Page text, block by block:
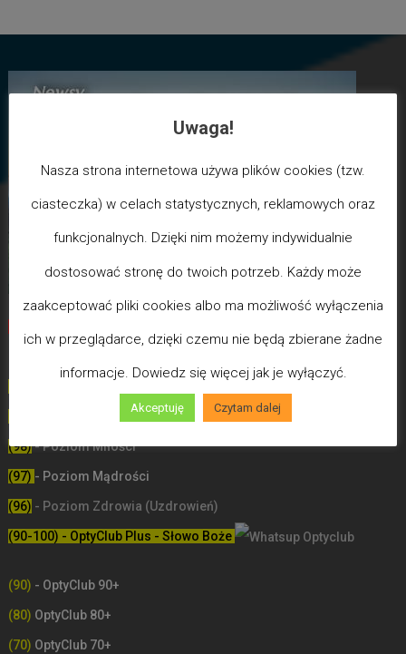
Poziom poświęceń LDW
(98)- Poziom Miłości
(97) - Poziom Mądrości
(96) - Poziom Zdrowia (Uzdrowień)
(90-100) - OptyClub Plus - Słowo Boże
(90) - OptyClub 90+
(80) OptyClub 80+
(70) OptyClub 70+
Uwaga!
Nasza strona internetowa używa plików cookies (tzw.
ciasteczka) w celach statystycznych, reklamowych oraz
funkcjonalnych. Dzięki nim możemy indywidualnie
dostosować stronę do twoich potrzeb. Każdy może
zaakceptować pliki cookies albo ma możliwość wyłączenia
ich w przeglądarce, dzięki czemu nie będą zbierane żadne
informacje. Dowiedz się więcej jak je wyłączyć.
Akceptuję Czytam dalej